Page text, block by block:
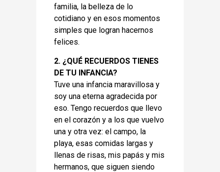
familia, la belleza de lo
cotidiano y en esos momentos
simples que logran hacernos
felices.
2. ¿QUÉ RECUERDOS TIENES
DE TU INFANCIA?
Tuve una infancia maravillosa y
soy una eterna agradecida por
eso. Tengo recuerdos que llevo
en el corazón y a los que vuelvo
una y otra vez: el campo, la
playa, esas comidas largas y
llenas de risas, mis papás y mis
hermanos, que siguen siendo